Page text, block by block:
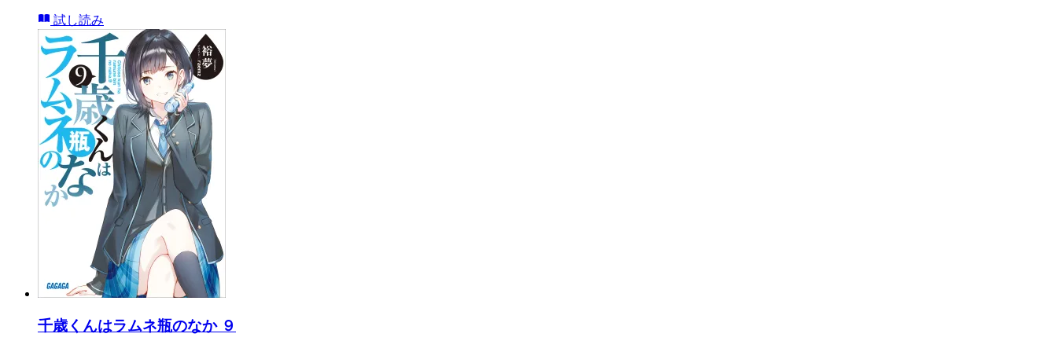
試し読み
千歳くんはラムネ瓶のなか ９